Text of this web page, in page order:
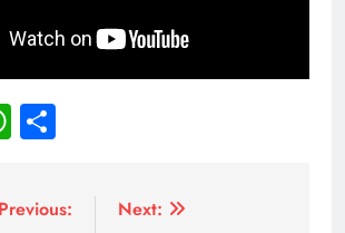
WhatsApp
Previous:
Next: